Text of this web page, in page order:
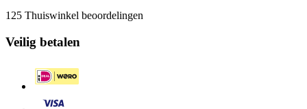
125 Thuiswinkel beoordelingen
Veilig betalen